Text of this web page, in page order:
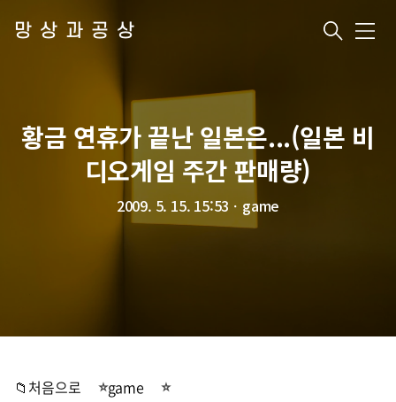
망상과공상 메
황금 연휴가 끝난 일본은...(일본 비
디오게임 주간 판매량)
2009. 5. 15. 15:53 ㆍ game
📁처음으로
game